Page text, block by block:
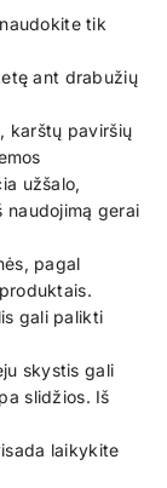
tik
ant drabužių
karštų paviršių
užšalo,
gerai
pagal
gali palikti
skystis gali
slidžios. Iš
laikykite